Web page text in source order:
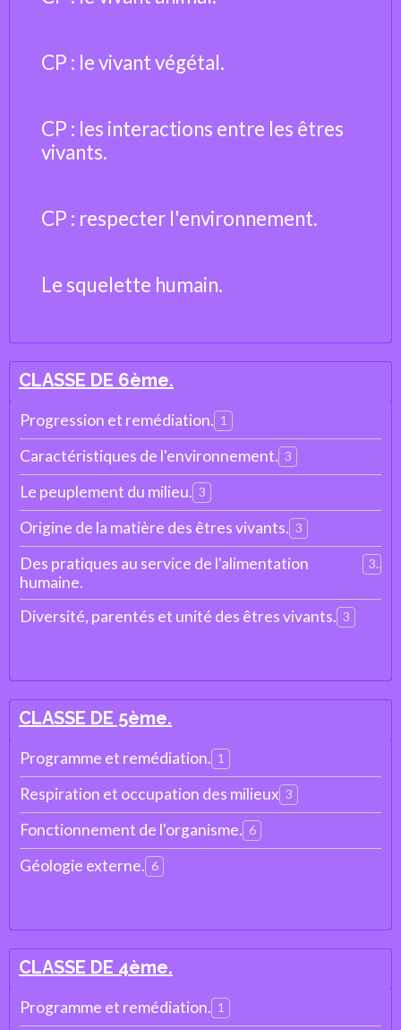
CP : le vivant végétal.
CP : les interactions entre les êtres
vivants.
CP : respecter l'environnement.
Le squelette humain.
CLASSE DE 6ème.
Progression et remédiation. 1
Caractéristiques de l'environnement. 3
Le peuplement du milieu. 3
Origine de la matière des êtres vivants. 3
Des pratiques au service de l'alimentation
humaine.
3
Diversité, parentés et unité des êtres vivants. 3
CLASSE DE 5ème.
Programme et remédiation. 1
Respiration et occupation des milieux 3
Fonctionnement de l'organisme. 6
Géologie externe. 6
CLASSE DE 4ème.
Programme et remédiation. 1